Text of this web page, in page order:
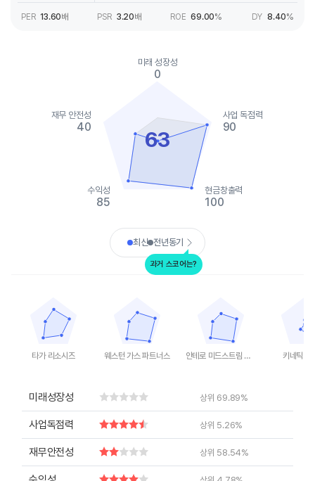
PER 13.60배 PSR 3.20배 ROE 69.00% DY 8.40%
63
미래 성장성
0
사업 독점력
90
현금창출력
100
수익성
85
재무 안전성
40
End of interactive chart.
최신 전년동기
과거 스코어는?
The chart has 1 X axis displaying categories.
The chart has 1 Y axis displaying values. Data ranges from 40
타가 리소시즈
웨스턴 가스 파트너스
The chart has 1 X axis displaying categories.
The chart has 1 Y axis displaying values.
웨스턴 가스 파트너스
안테로 미드스트림 파트너스
The chart has 1 X axis
The chart has 1 Y axis
안테로 미드스트림 파트너스
The
키네틱 홀
미래성장성 상위 69.89%
사업독점력 상위 5.26%
재무안전성 상위 58.54%